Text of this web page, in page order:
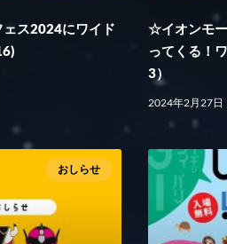
ス2024にワイド
☆イオンモ
ってくる！
3）
2024年2月27日
おしらせ